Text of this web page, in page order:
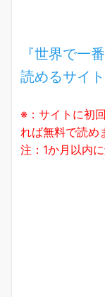
『世界で一
読めるサイ
※：サイトに初
れば無料で読め
注：1か月以内